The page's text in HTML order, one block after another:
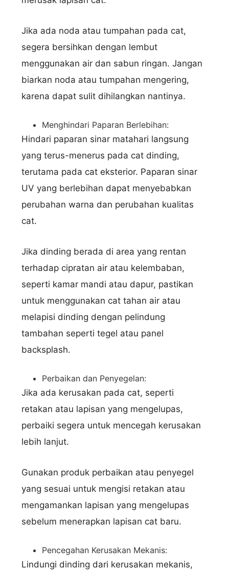
Jika ada noda atau tumpahan pada cat,
segera bersihkan dengan lembut
menggunakan air dan sabun ringan. Jangan
biarkan noda atau tumpahan mengering,
karena dapat sulit dihilangkan nantinya.
Menghindari Paparan Berlebihan:
Hindari paparan sinar matahari langsung
yang terus-menerus pada cat dinding,
terutama pada cat eksterior. Paparan sinar
UV yang berlebihan dapat menyebabkan
perubahan warna dan perubahan kualitas
cat.
Jika dinding berada di area yang rentan
terhadap cipratan air atau kelembaban,
seperti kamar mandi atau dapur, pastikan
untuk menggunakan cat tahan air atau
melapisi dinding dengan pelindung
tambahan seperti tegel atau panel
backsplash.
Perbaikan dan Penyegelan:
Jika ada kerusakan pada cat, seperti
retakan atau lapisan yang mengelupas,
perbaiki segera untuk mencegah kerusakan
lebih lanjut.
Gunakan produk perbaikan atau penyegel
yang sesuai untuk mengisi retakan atau
mengamankan lapisan yang mengelupas
sebelum menerapkan lapisan cat baru.
Pencegahan Kerusakan Mekanis:
Lindungi dinding dari kerusakan mekanis,